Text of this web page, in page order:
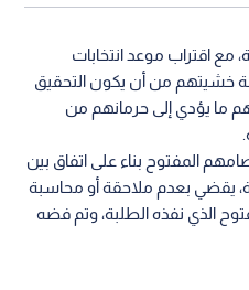
مع اقتراب موعد انتخابات
خشيتهم من أن يكون التحقيق
ما يؤدي إلى حرمانهم من
المفتوح بناء على اتفاق بين
يقضي بعدم ملاحقة أو محاسبة
الذي نفذه الطلبة، وتم فضه